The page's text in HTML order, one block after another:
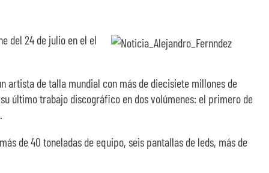
del 24 de julio en el el
artista de talla mundial con más de diecisiete millones de
último trabajo discográfico en dos volúmenes: el primero de
de 40 toneladas de equipo, seis pantallas de leds, más de